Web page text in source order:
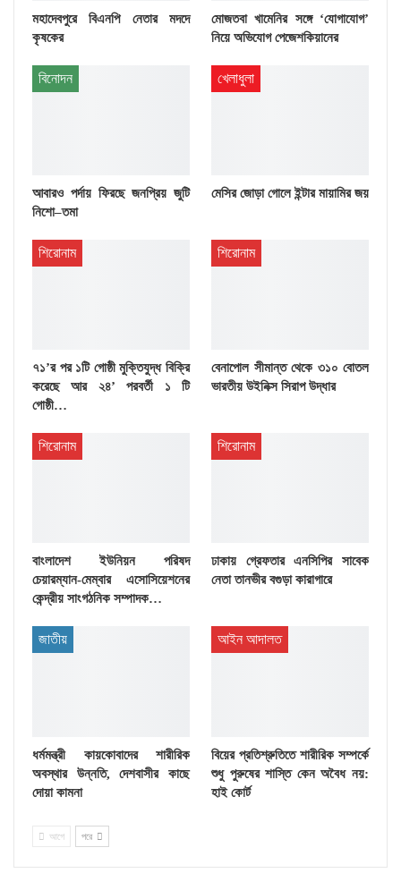
মহাদেবপুরে বিএনপি নেতার মদদে
কৃষকের
মোজতবা খামেনির সঙ্গে ‘যোগাযোগ’
নিয়ে অভিযোগ পেজেশকিয়ানের
বিনোদন
আবারও পর্দায় ফিরছে জনপ্রিয় জুটি
নিশো–তমা
খেলাধুলা
মেসির জোড়া গোলে ইন্টার মায়ামির জয়
শিরোনাম
৭১’র পর ১টি গোষ্ঠী মুক্তিযুদ্ধ বিক্রি
করেছে আর ২৪’ পরবর্তী ১ টি
গোষ্ঠী…
শিরোনাম
বেনাপোল সীমান্ত থেকে ৩১০ বোতল
ভারতীয় উইনিক্স সিরাপ উদ্ধার
শিরোনাম
বাংলাদেশ ইউনিয়ন পরিষদ
চেয়ারম্যান-মেম্বার এসোসিয়েশনের
কেন্দ্রীয় সাংগঠনিক সম্পাদক…
শিরোনাম
ঢাকায় গ্রেফতার এনসিপির সাবেক
নেতা তানভীর বগুড়া কারাগারে
জাতীয়
ধর্মমন্ত্রী কায়কোবাদের শারীরিক
অবস্থার উন্নতি, দেশবাসীর কাছে
দোয়া কামনা
আইন আদালত
বিয়ের প্রতিশ্রুতিতে শারীরিক সম্পর্কে
শুধু পুরুষের শাস্তি কেন অবৈধ নয়:
হাই কোর্ট
আগে পরে